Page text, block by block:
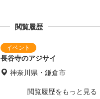
閲覧履歴
長谷寺のアジサイ
神奈川県・鎌倉市
閲覧履歴をもっと見る